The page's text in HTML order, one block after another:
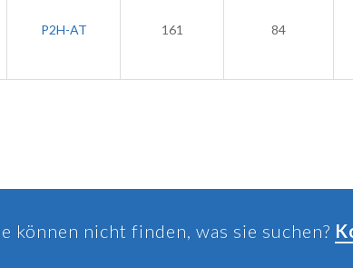
P2H-AT 161 84
können nicht finden, was sie suchen?